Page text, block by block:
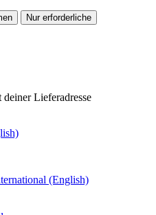
Nur erforderliche
deiner Lieferadresse
(English)